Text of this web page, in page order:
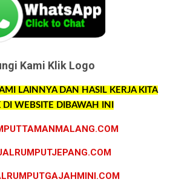
Kami Klik Logo
LAINNYA DAN HASIL KERJA KITA
DI WEBSITE DIBAWAH INI